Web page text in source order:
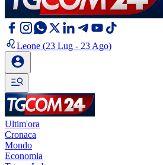
Leone (23 Lug - 23 Ago)
Ultim'ora
Cronaca
Mondo
Economia